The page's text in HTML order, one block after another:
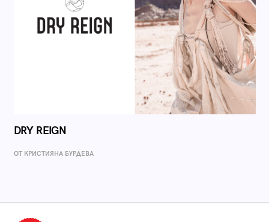
DRY REIGN
ОТ КРИСТИЯНА БУРДЕВА